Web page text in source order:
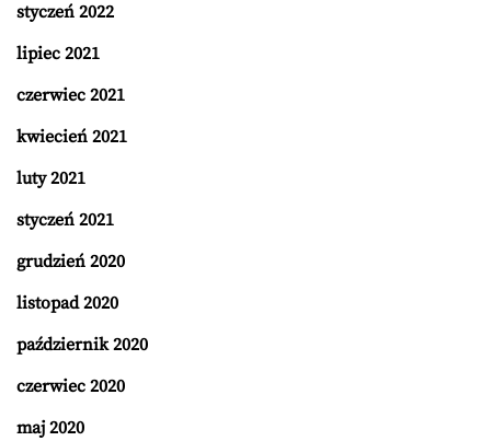
styczeń 2022
lipiec 2021
czerwiec 2021
kwiecień 2021
luty 2021
styczeń 2021
grudzień 2020
listopad 2020
październik 2020
czerwiec 2020
maj 2020